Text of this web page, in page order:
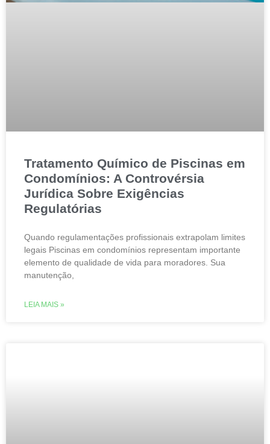
Tratamento Químico de Piscinas em
Condomínios: A Controvérsia
Jurídica Sobre Exigências
Regulatórias
Quando regulamentações profissionais extrapolam limites
legais Piscinas em condomínios representam importante
elemento de qualidade de vida para moradores. Sua
manutenção,
LEIA MAIS »